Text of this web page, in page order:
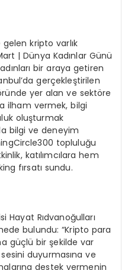
gelen kripto varlık
| Dünya Kadınlar Günü
bir araya getiren
gerçekleştirilen
yer alan ve sektöre
ilham vermek, bilgi
oluşturmak
bilgi ve deneyim
topluluğu
katılımcılara hem
fırsatı sundu.
Hayat Rıdvanoğulları
bulundu: “Kripto para
güçlü bir şekilde var
sesini duyurmasına ve
destek vermenin